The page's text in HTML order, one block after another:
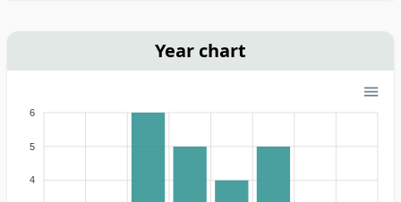
Year chart
6
5
4